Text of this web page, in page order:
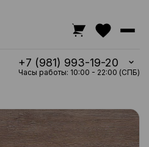
+7 (981) 993-19-20
Часы работы: 10:00 - 22:00 (СПБ)